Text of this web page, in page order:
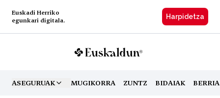
Euskadi Herriko
egunkari digitala.
Harpidetzа
ASEGURUAK
TOGGLE MENU MUGIKORRA ZUNTZ BIDAIAK